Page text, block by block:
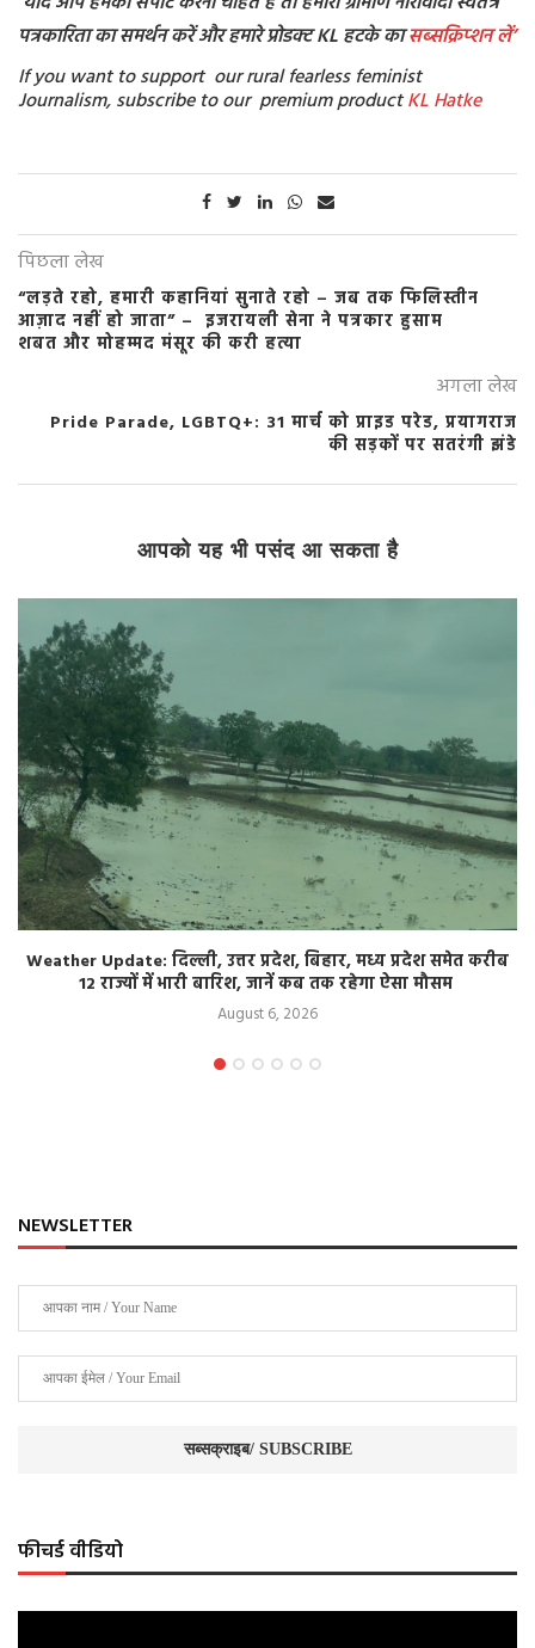
पत्रकारिता का समर्थन करें और हमारे प्रोडक्ट KL हटके कासब्सक्रिप्शनलें’
If you want to support our rural fearless feminist
Journalism, subscribe to our premium productKL Hatke
पिछला लेख
“लड़ते रहो, हमारी कहानियां सुनाते रहो – जब तक फिलिस्तीन
आज़ाद नहीं हो जाता” – इजरायली सेना ने पत्रकार हुसाम
शबत और मोहम्मद मंसूर की करी हत्या
अगला लेख
Pride Parade, LGBTQ+: 31 मार्च को प्राइड परेड, प्रयागराज
की सड़कों पर सतरंगी झंडे
आपको यह भी पसंद आ सकता है
MP में ITI निजीकरण का विरोध जारी, झारखंड से लेकर राजस्थान तक
शिक्षा के लिए सड़कों पर उतरे छात्र
August 6, 2026
NEWSLETTER
फीचर्ड वीडियो